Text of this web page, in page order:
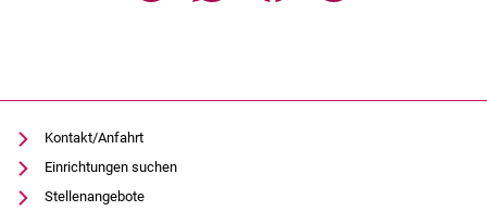
Kontakt/Anfahrt
Einrichtungen suchen
Stellenangebote